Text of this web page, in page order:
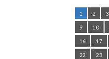
1 2 3
9 10
16 17
22 23